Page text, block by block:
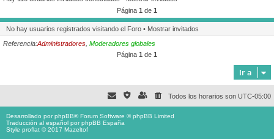
r
Página 1 de 1
No hay usuarios registrados visitando el Foro • Mostrar invitados
Referencia:Administradores Moderadores globales
Página 1 de 1
Ir a
Todos los horarios son UTC-05:00
Desarrollado porphpBB® Forum Software © phpBB Limited
Traducción al español porphpBB España
Style proflat © 2017 Mazeltof